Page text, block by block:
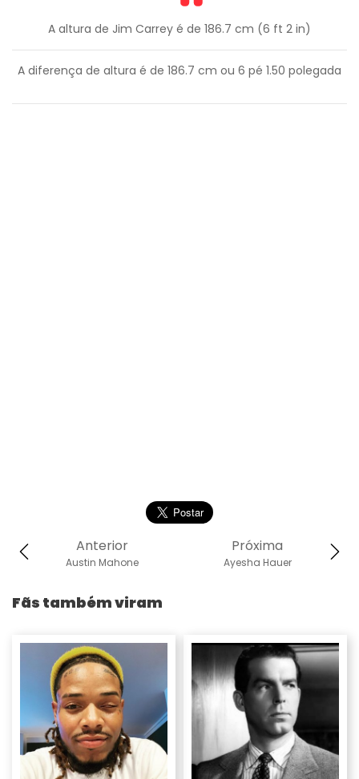
A altura de Jim Carrey é de 186.7 cm (6 ft 2 in)
A diferença de altura é de 186.7 cm ou 6 pé 1.50 polegada
Próxima
Ayesha Hauer
Anterior
Austin Mahone
Fãs também viram